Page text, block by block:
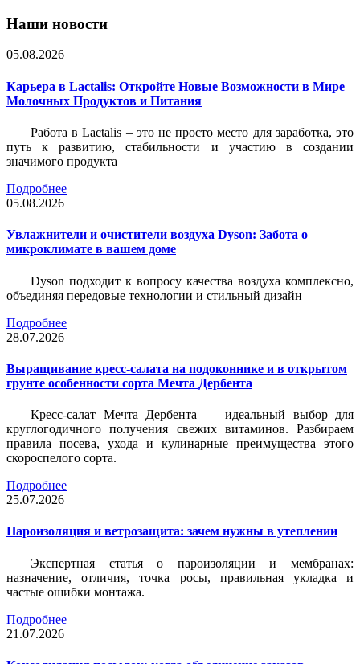
Наши новости
05.08.2026
Карьера в Lactalis: Откройте Новые Возможности в Мире
Молочных Продуктов и Питания
Работа в Lactalis – это не просто место для заработка, это
путь к развитию, стабильности и участию в создании
значимого продукта
Подробнее
05.08.2026
Увлажнители и очистители воздуха Dyson: Забота о
микроклимате в вашем доме
Dyson подходит к вопросу качества воздуха комплексно,
объединяя передовые технологии и стильный дизайн
Подробнее
28.07.2026
Выращивание кресс-салата на подоконнике и в открытом
грунте особенности сорта Мечта Дербента
Кресс-салат Мечта Дербента — идеальный выбор для
круглогодичного получения свежих витаминов. Разбираем
правила посева, ухода и кулинарные преимущества этого
скороспелого сорта.
Подробнее
25.07.2026
Пароизоляция и ветрозащита: зачем нужны в утеплении
Экспертная статья о пароизоляции и мембранах:
назначение, отличия, точка росы, правильная укладка и
частые ошибки монтажа.
Подробнее
21.07.2026